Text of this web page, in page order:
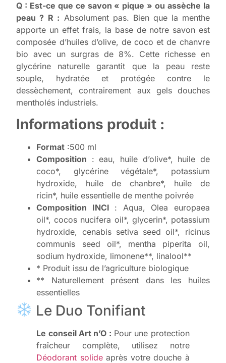
Q : Est-ce que ce savon « pique » ou assèche la
peau ? R : Absolument pas. Bien que la menthe
apporte un effet frais, la base de notre savon est
composée d’huiles d’olive, de coco et de chanvre
bio avec un surgras de 8%. Cette richesse en
glycérine naturelle garantit que la peau reste
souple, hydratée et protégée contre le
dessèchement, contrairement aux gels douches
mentholés industriels.
Informations produit :
Format :500 ml
Composition : eau, huile d’olive*, huile de
coco*, glycérine végétale*, potassium
hydroxide, huile de chanbre*, huile de
ricin*, huile essentielle de menthe poivrée
Composition INCI : Aqua, Olea europaea
oil*, cocos nucifera oil*, glycerin*, potassium
hydroxide, cenabis setiva seed oil*, ricinus
communis seed oil*, mentha piperita oil,
sodium hydroxide, limonene**, linalool**
* Produit issu de l’agriculture biologique
** Naturellement présent dans les huiles
essentielles
Le Duo Tonifiant
Le conseil Art n’O : Pour une protection
fraîcheur complète, utilisez notre
Déodorant solideaprès votre douche à